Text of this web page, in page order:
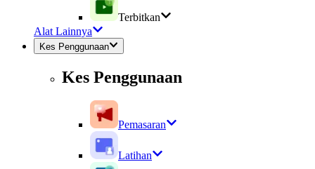
Terbitkan
Alat Lainnya
Kes Penggunaan
Kes Penggunaan
Pemasaran
Latihan